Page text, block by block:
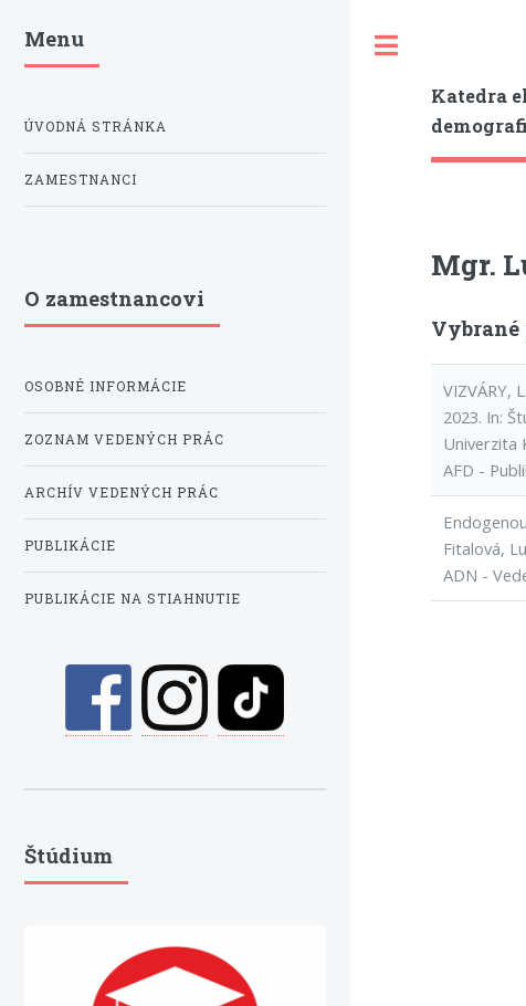
Katedra
Mgr.
VIZVÁRY,
2023. In:
Univerzita
AFD -
Fitalová,
ADN -
Menu
ÚVODNÁ STRÁNKA
ZAMESTNANCI
O zamestnancovi
OSOBNÉ INFORMÁCIE
ZOZNAM VEDENÝCH PRÁC
ARCHÍV VEDENÝCH PRÁC
PUBLIKÁCIE
PUBLIKÁCIE NA STIAHNUTIE
Štúdium